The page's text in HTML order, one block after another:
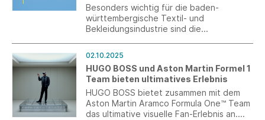
Besonders wichtig für die baden-
württembergische Textil- und
Bekleidungsindustrie sind die
spürbarer und schneller Bürokratieabbau.
Die Agenda muss nun zügig umgesetzt
werden.
02.10.2025
HUGO BOSS und Aston Martin Formel 1
Team bieten ultimatives Erlebnis
HUGO BOSS bietet zusammen mit dem
Aston Martin Aramco Formula One™ Team
das ultimative visuelle Fan-Erlebnis an.